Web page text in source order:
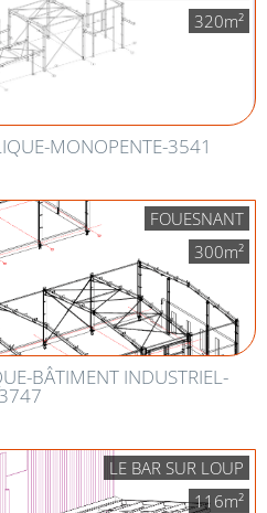
320m²
MONOPENTE-3541
FOUESNANT
300m²
BÂTIMENT INDUSTRIEL-
3747
LE BAR SUR LOUP
116m²